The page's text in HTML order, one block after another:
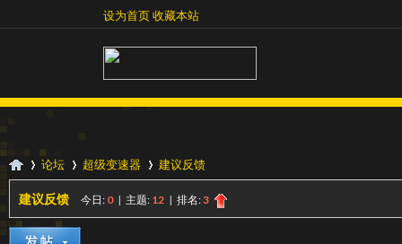
收藏本站设为首页收藏本站
论坛 超级变速器 建议反馈
建议反馈 今日: 0 | 主题: 12 | 排名:3